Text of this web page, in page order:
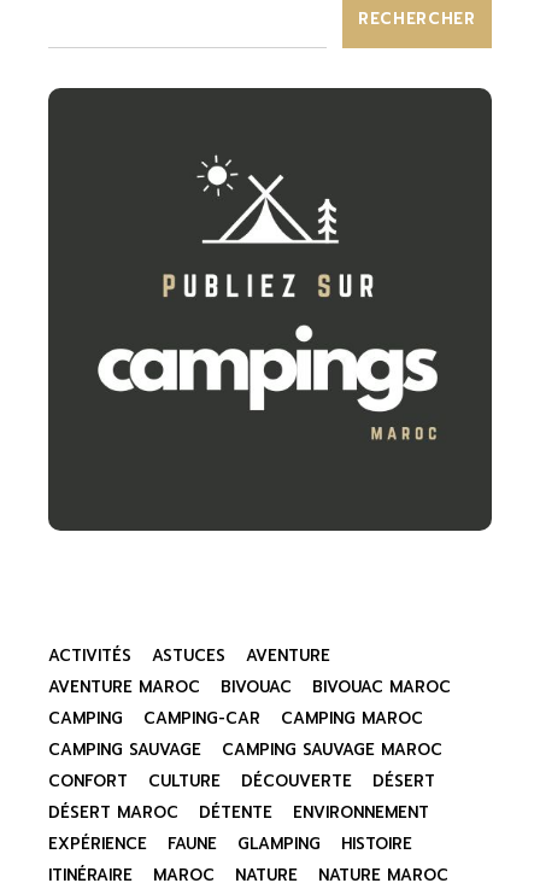
RECHERCHER
ACTIVITÉS ASTUCES
AVENTURE
AVENTURE MAROC
BIVOUAC
BIVOUAC MAROC
CAMPING
CAMPING-CAR
CAMPING MAROC
CAMPING SAUVAGE
CAMPING SAUVAGE MAROC
CONFORT
CULTURE DÉCOUVERTE
DÉSERT
DÉSERT MAROC
DÉTENTE
ENVIRONNEMENT
EXPÉRIENCE
FAUNE GLAMPING
HISTOIRE
ITINÉRAIRE
MAROC NATURE
NATURE MAROC